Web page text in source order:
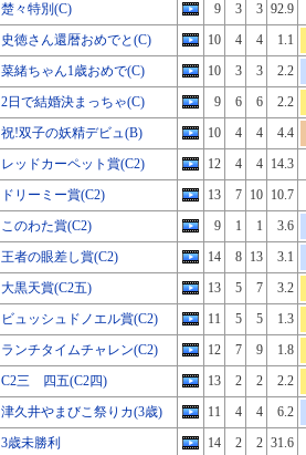
楚々特別(C) 9 3 3 92.9
史徳さん還暦おめでと(C) 10 4 4
1.1
菜緒ちゃん1歳おめで(C) 10 3 3
2.2
2日で結婚決まっちゃ(C) 9 6 6
2.2
祝!双子の妖精デビュ(B) 10 4 4
4.4
レッドカーペット賞(C2) 12 4 4 14.3
ドリーミー賞(C2) 13 7 10 10.7
このわた賞(C2) 9 1 1
3.6
王者の眼差し賞(C2) 14 8 13
3.1
大黒天賞(C2五) 13 5 7
3.2
ビュッシュドノエル賞(C2) 11 5 5
1.3
ランチタイムチャレン(C2) 12 7 9
1.8
C2三 四五(C2四) 13 2 2
2.2
津久井やまびこ祭りカ(3歳) 11 4 4
6.2
3歳未勝利 14 2 2 31.6